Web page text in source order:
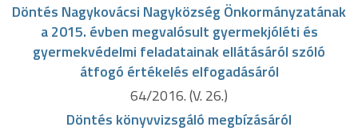
Döntés Nagykovácsi Nagyközség Önkormányzatának
a 2015. évben megvalósult gyermekjóléti és
gyermekvédelmi feladatainak ellátásáról szóló
átfogó értékelés elfogadásáról
64/2016. (V. 26.)
Döntés könyvvizsgáló megbízásáról